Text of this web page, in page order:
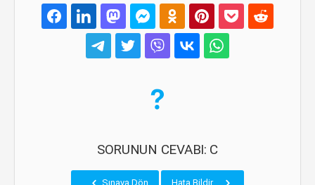
SORUNUN CEVABI: C
Sınava Dön Hata Bildir